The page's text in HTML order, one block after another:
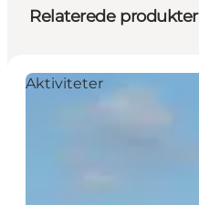
Relaterede produkter
Aktiviteter